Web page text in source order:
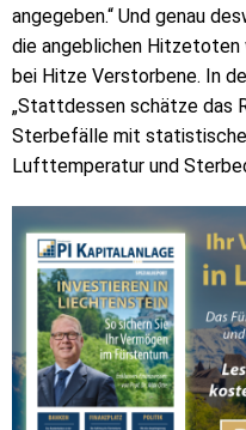
angegeben.“ Und genau
die angeblichen
bei Hitze Verstorbene. In
„Stattdessen schätze das
Sterbefälle mit
Lufttemperatur und